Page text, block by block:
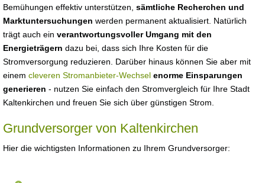
Bemühungen effektiv unterstützen, sämtliche Recherchen und
Marktuntersuchungen werden permanent aktualisiert. Natürlich
trägt auch ein verantwortungsvoller Umgang mit den
Energieträgern dazu bei, dass sich Ihre Kosten für die
Stromversorgung reduzieren. Darüber hinaus können Sie aber mit
einem cleveren Stromanbieter-Wechsel enorme Einsparungen
generieren - nutzen Sie einfach den Stromvergleich für Ihre Stadt
Kaltenkirchen und freuen Sie sich über günstigen Strom.
Grundversorger von Kaltenkirchen
Hier die wichtigsten Informationen zu Ihrem Grundversorger: